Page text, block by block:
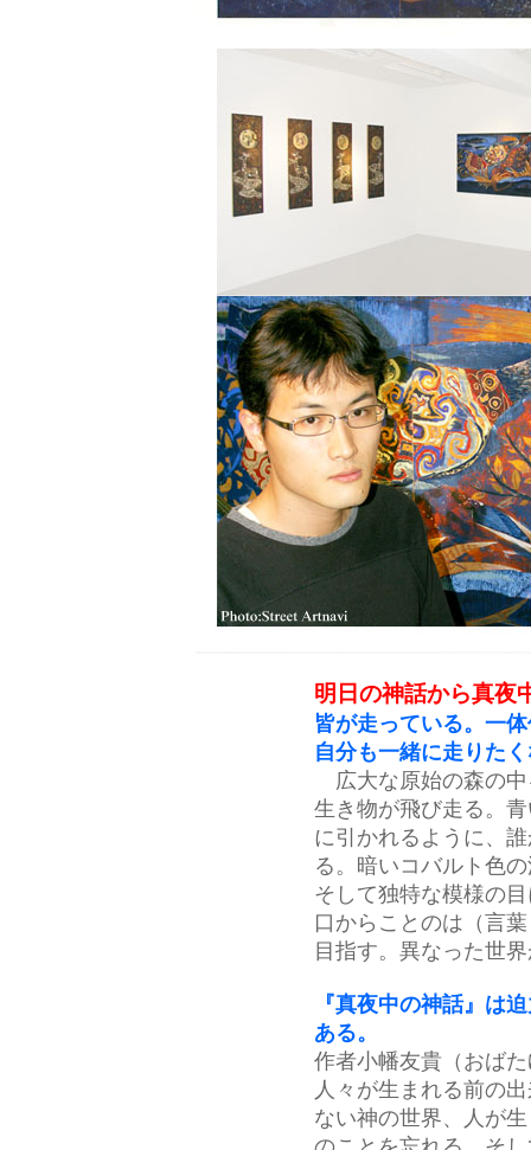
明日の神話から真夜
皆が走っている。一
自分も一緒に走りた
広大な原始の森の中
生き物が飛び走る。
に引かれるように、
る。暗いコバルト色
そして独特な模様の
口からことのは（言
目指す。異なった世
『真夜中の神話』は
ある。
作者小幡友貴（おば
人々が生まれる前の
ない神の世界、人が